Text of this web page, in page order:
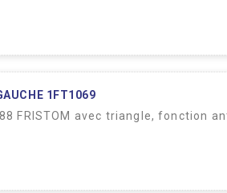
1FT1069
FRISTOM avec triangle, fonction